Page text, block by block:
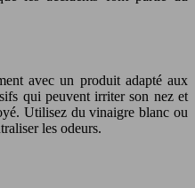
avec un produit adapté aux
qui peuvent irriter son nez et
Utilisez du vinaigre blanc ou
les odeurs.